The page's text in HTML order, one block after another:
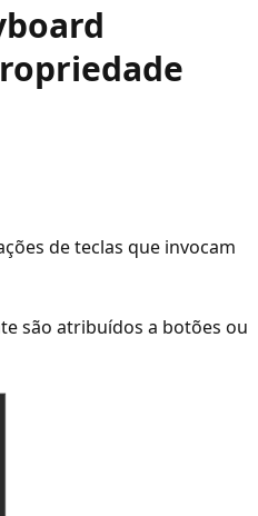
de teclas que invocam
são atribuídos a botões ou